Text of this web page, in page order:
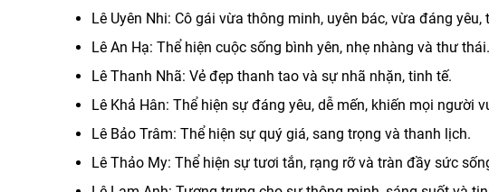
Lê Uyên Nhi: Cô gái vừa thông minh, uyên bác, vừa đáng yêu,
Lê An Hạ: Thể hiện cuộc sống bình yên, nhẹ nhàng và thư thái.
Lê Thanh Nhã: Vẻ đẹp thanh tao và sự nhã nhặn, tinh tế.
Lê Khả Hân: Thể hiện sự đáng yêu, dễ mến, khiến mọi người
Lê Bảo Trâm: Thể hiện sự quý giá, sang trọng và thanh lịch.
Lê Thảo My: Thể hiện sự tươi tắn, rạng rỡ và tràn đầy sức